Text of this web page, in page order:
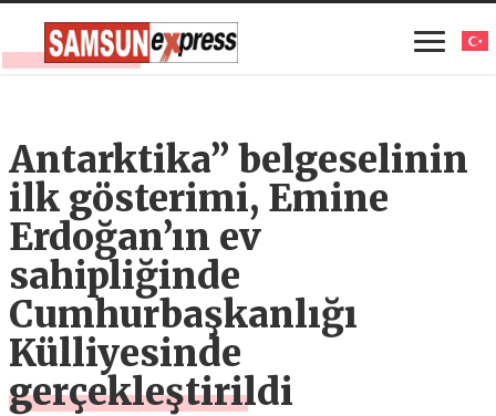
Antarktika” belgeselinin
ilk gösterimi, Emine
Erdoğan’ın ev
sahipliğinde
Cumhurbaşkanlığı
Külliyesinde
gerçekleştirildi